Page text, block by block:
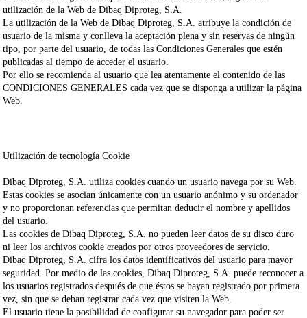
utilización de la Web deDibaq Diproteg, S.A.
La utilización de la Web deDibaq Diproteg, S.A.atribuye la condición de
usuario de la misma y conlleva la aceptación plena y sin reservas de ningún
tipo, por parte del usuario, de todas las Condiciones Generales que estén
publicadas al tiempo de acceder el usuario.
Por ello se recomienda al usuario que lea atentamente el contenido de las
CONDICIONES GENERALES cada vez que se disponga a utilizar la página
Web.
Utilización de tecnología Cookie
Dibaq Diproteg, S.A.utiliza cookies cuando un usuario navega por su Web.
Estas cookies se asocian únicamente con un usuario anónimo y su ordenador
y no proporcionan referencias que permitan deducir el nombre y apellidos
del usuario.
Las cookies deDibaq Diproteg, S.A.no pueden leer datos de su disco duro
ni leer los archivos cookie creados por otros proveedores de servicio.
Dibaq Diproteg, S.A.cifra los datos identificativos del usuario para mayor
seguridad. Por medio de las cookies,Dibaq Diproteg, S.A.puede reconocer a
los usuarios registrados después de que éstos se hayan registrado por primera
vez, sin que se deban registrar cada vez que visiten la Web.
El usuario tiene la posibilidad de configurar su navegador para poder ser